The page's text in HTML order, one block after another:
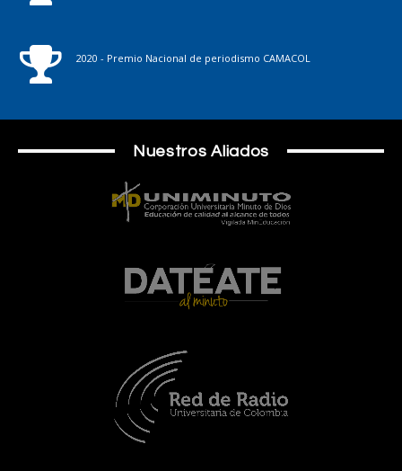
2020 - Premio Nacional de periodismo CAMACOL
Nuestros Aliados